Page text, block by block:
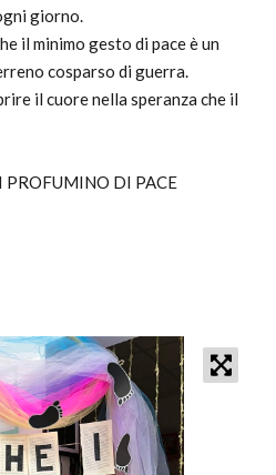
giorno.
il minimo gesto di pace è un
cosparso di guerra.
il cuore nella speranza che il
PROFUMINO DI PACE